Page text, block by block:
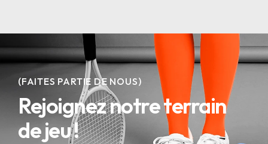
(FAITES PARTIE DE NOUS)
Rejoignez notre terrain
de jeu !